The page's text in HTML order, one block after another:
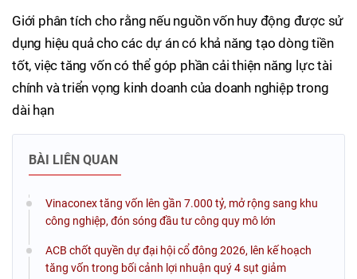
Giới phân tích cho rằng nếu nguồn vốn huy động được sử
dụng hiệu quả cho các dự án có khả năng tạo dòng tiền
tốt, việc tăng vốn có thể góp phần cải thiện năng lực tài
chính và triển vọng kinh doanh của doanh nghiệp trong
dài hạn
BÀI LIÊN QUAN
Vinaconex tăng vốn lên gần 7.000 tỷ, mở rộng sang khu
công nghiệp, đón sóng đầu tư công quy mô lớn
ACB chốt quyền dự đại hội cổ đông 2026, lên kế hoạch
tăng vốn trong bối cảnh lợi nhuận quý 4 sụt giảm